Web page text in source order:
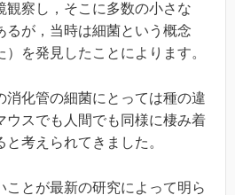
観察し，そこに多数の小さな
るが，当時は細菌という概念
を発見したことによります。
消化管の細菌にとっては種の違
ウスでも人間でも同様に棲み着
考えられてきました。
ことが最新の研究によって明ら